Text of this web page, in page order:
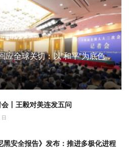
应全球关切：以”和平”为底色，
丨王毅对美连发五问
黑安全报告》发布：推进多极化进程